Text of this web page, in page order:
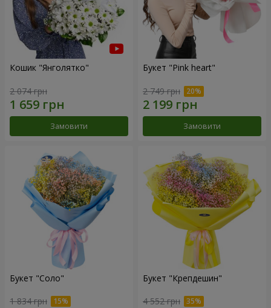
Кошик "Янголятко"
2 074 грн
Замовити
Букет "Pink heart"
2 749 грн
Замовити
Букет "Соло"
1 834 грн
Букет "Крепдешин"
4 552 грн